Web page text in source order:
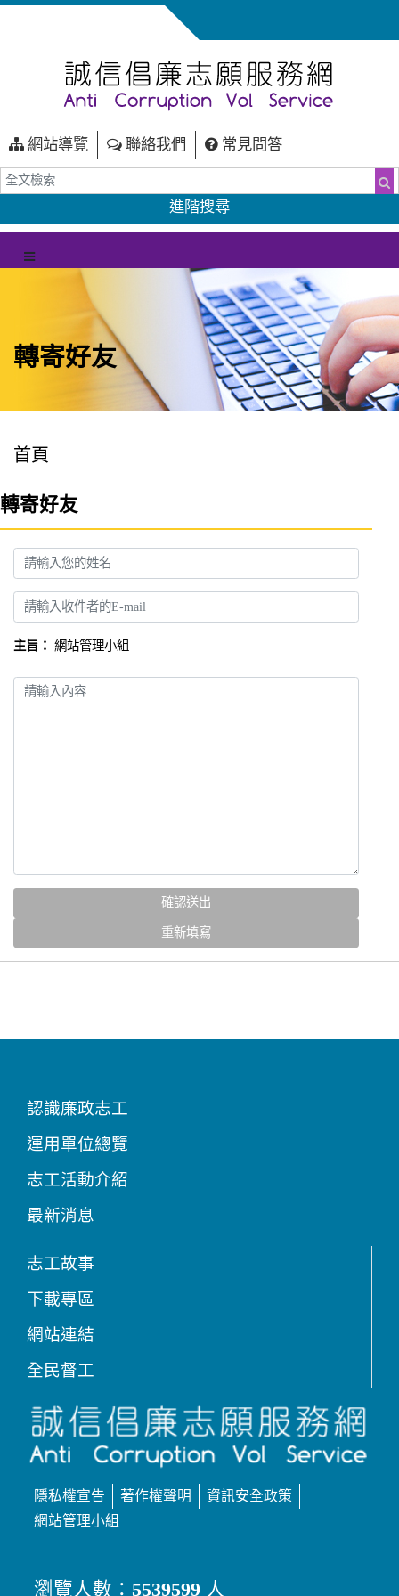
網站導覽 聯絡我們 常見問答
搜
進階搜尋
選單
轉寄好友
首頁
轉寄好友
姓名
收件者E-mail
主旨： 網站管理小組
請輸入內容
認識廉政志工
運用單位總覽
志工活動介紹
最新消息
志工故事
下載專區
網站連結
全民督工
隱私權宣告 著作權聲明
資訊安全政策
網站管理小組
瀏覽人數： 5539599 人